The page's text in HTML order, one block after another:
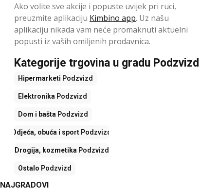
Ako volite sve akcije i popuste uvijek pri ruci,
preuzmite aplikaciju Kimbino app. Uz našu
aplikaciju nikada vam neće promaknuti aktuelni
popusti iz vaših omiljenih prodavnica.
Kategorije trgovina u gradu Podzvizd
Hipermarketi Podzvizd
Elektronika Podzvizd
Dom i bašta Podzvizd
Odjeća, obuća i sport Podzvizd
Drogija, kozmetika Podzvizd
Ostalo Podzvizd
NAJGRADOVI